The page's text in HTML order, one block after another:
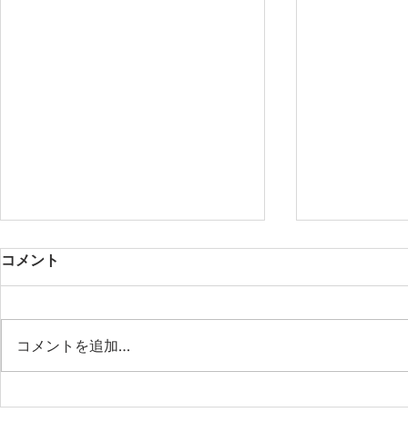
コメント
コメントを追加…